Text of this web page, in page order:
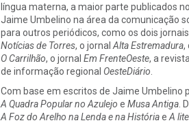
língua materna, a maior parte publicados
Jaime Umbelino na área da comunicação
para outros periódicos, como os dois jornais
Notícias de Torres, o jornal Alta Estremadura,
O Carrilhão, o jornal Em FrenteOeste, a revista
de informação regional OesteDiário
Com base em escritos de Jaime Umbelino
A Quadra Popular no Azulejo e Musa Antiga.
A Foz do Arelho na Lenda e na Históriae A